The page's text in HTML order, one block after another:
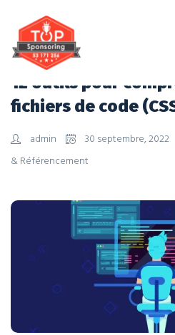
12 outils pour
fichiers de code
admin 30 septembre, 2022
& Référencement